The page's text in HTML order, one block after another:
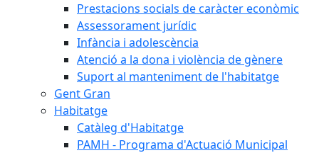
Prestacions socials de caràcter econòmic
Assessorament jurídic
Infància i adolescència
Atenció a la dona i violència de gènere
Suport al manteniment de l'habitatge
Gent Gran
Habitatge
Catàleg d'Habitatge
PAMH - Programa d'Actuació Municipal